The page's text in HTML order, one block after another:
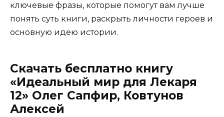
ключевые фразы, которые помогут вам лучше
понять суть книги, раскрыть личности героев и
основную идею истории.
Скачать бесплатно книгу
«Идеальный мир для Лекаря
12» Олег Сапфир, Ковтунов
Алексей